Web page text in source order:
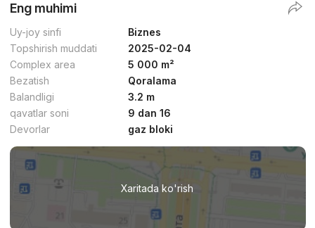
Eng muhimi
Uy-joy sinfi
Biznes
Topshirish muddati
2025-02-04
Complex area
5 000 m²
Bezatish
Qoralama
Balandligi
3.2 m
qavatlar soni
9 dan 16
Devorlar
gaz bloki
Xaritada ko'rish